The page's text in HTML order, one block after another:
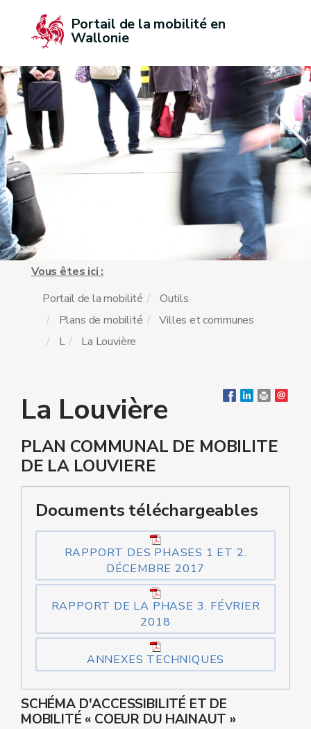
Portail de la mobilité en
Wallonie
Vous êtes ici :
Portail de la mobilité
Outils
Plans de mobilité
Villes et communes
L
La Louvière
La Louvière
PLAN COMMUNAL DE MOBILITE
DE LA LOUVIERE
Documents téléchargeables
RAPPORT DES PHASES 1 ET 2.
DÉCEMBRE 2017
RAPPORT DE LA PHASE 3. FÉVRIER
2018
ANNEXES TECHNIQUES
SCHÉMA D'ACCESSIBILITÉ ET DE
MOBILITÉ « COEUR DU HAINAUT »